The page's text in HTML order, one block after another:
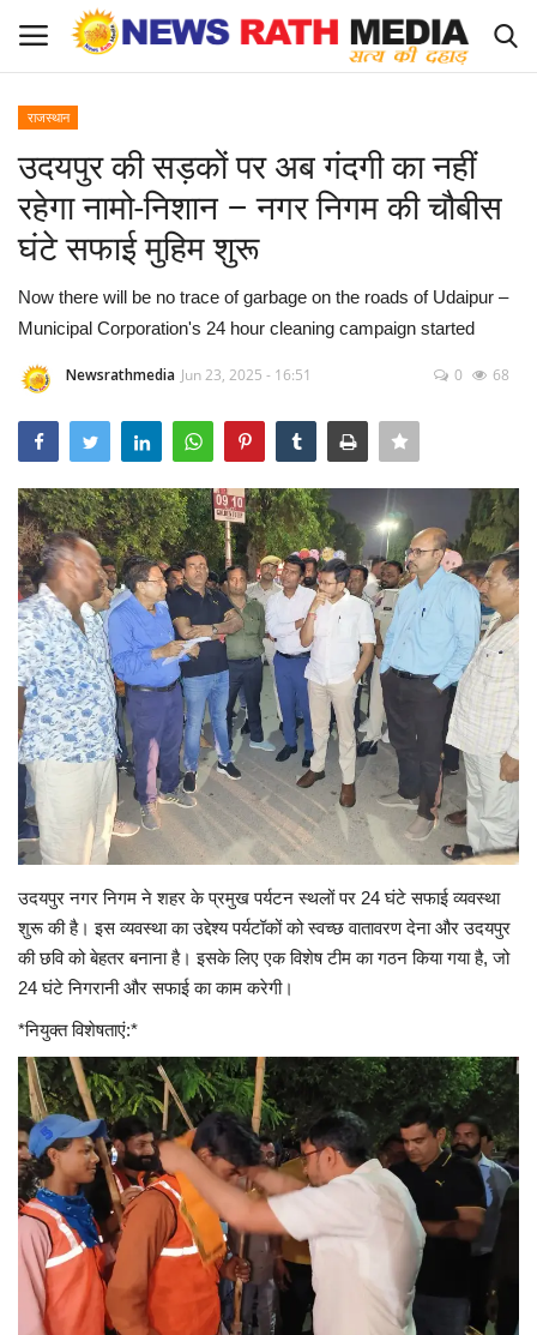
About Us
Apply for News Rath Media ID Card
देश
ज्योतिष
व्यापार
Contact
फेक न्यूज एक्सपोज
टेक & ऑटो
वीमन
करियर
बॉलीवुड
विदेश
रोचक खबरें
लाईफ & साइंस
जीवन मंत्र
युटीलीटी
शोक समाचार
राजस्थान
उदयपुर की सड़कों पर अब गंदगी का नहीं
रहेगा नामो-निशान – नगर निगम की चौबीस
घंटे सफाई मुहिम शुरू
Now there will be no trace of garbage on the roads of Udaipur –
Municipal Corporation's 24 hour cleaning campaign started
Newsrathmedia Jun 23, 2025 - 16:51 0 68
उदयपुर नगर निगम ने शहर के प्रमुख पर्यटन स्थलों पर 24 घंटे सफाई व्यवस्था
शुरू की है। इस व्यवस्था का उद्देश्य पर्यटॉकों को स्वच्छ वातावरण देना और उदयपुर
की छवि को बेहतर बनाना है। इसके लिए एक विशेष टीम का गठन किया गया है, जो
24 घंटे निगरानी और सफाई का काम करेगी।
*नियुक्त विशेषताएं:*